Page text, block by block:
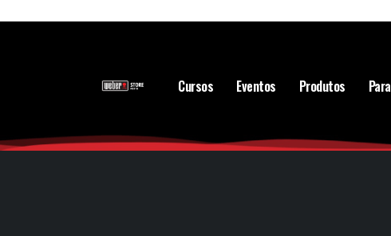
Cursos Eventos Produtos